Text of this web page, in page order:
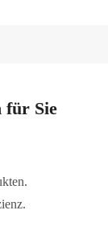
für Sie